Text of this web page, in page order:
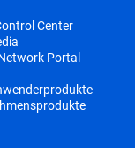
Center
Portal